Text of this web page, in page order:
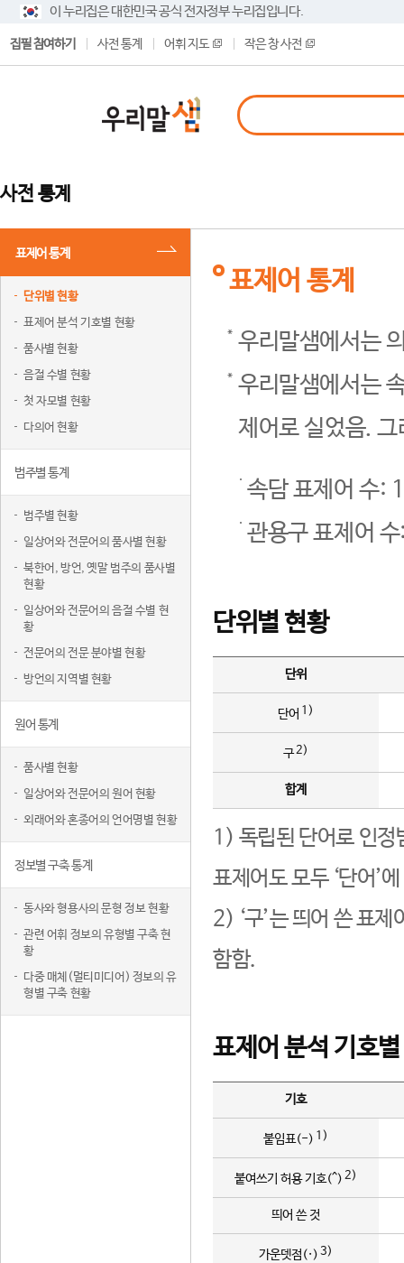
이 누리집은 대한민국 공식 전자정부 누리집입니다.
집필 참여하기 사전 통계 어휘 지도 작은 창 사전
사전 통계
표제어 통계
단위별 현황
표제어 분석 기호별 현황
품사별 현황
음절 수별 현황
첫 자모별 현황
다의어 현황
범주별 통계
범주별 현황
일상어와 전문어의 품사별 현황
북한어, 방언, 옛말 범주의 품사별
현황
일상어와 전문어의 음절 수별 현
황
전문어의 전문 분야별 현황
방언의 지역별 현황
원어 통계
품사별 현황
일상어와 전문어의 원어 현황
외래어와 혼종어의 언어명별 현황
정보별 구축 통계
동사와 형용사의 문형 정보 현황
관련 어휘 정보의 유형별 구축 현
황
다중 매체(멀티미디어) 정보의 유
형별 구축 현황
표제어 통계
우리말샘에서는
우리말샘에서는
제어로 실었음.
속담 표제어 수:
관용구 표제어
단위별 현황
단위
단어 1)
구2)
합계
1) 독립된 단어로 인정
표제어도 모두 ‘단어’
2) ‘구’는 띄어 쓴 표
함함.
표제어 분석 기호
기호
붙임표(-) 1)
붙여쓰기 허용 기호(^) 2)
띄어 쓴 것
가운뎃점(·) 3)